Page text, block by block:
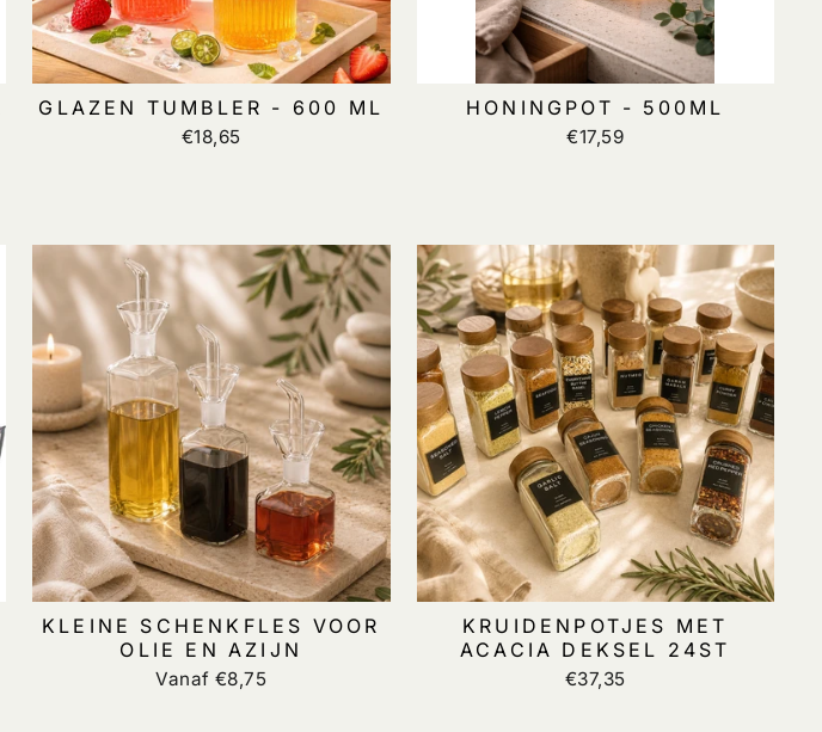
GLAZEN TUMBLER - 600 ML
€18,65
HONINGPOT - 500ML
€17,59
KLEINE SCHENKFLES VOOR
OLIE EN AZIJN
Vanaf €8,75
KRUIDENPOTJES MET
ACACIA DEKSEL 24ST
€37,35